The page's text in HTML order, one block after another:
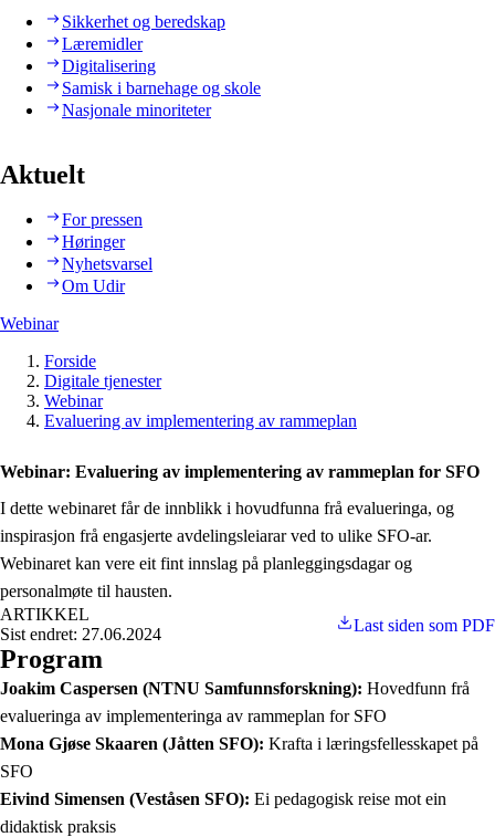
Sikkerhet og beredskap
Læremidler
Digitalisering
Samisk i barnehage og skole
Nasjonale minoriteter
Aktuelt
For pressen
Høringer
Nyhetsvarsel
Om Udir
Webinar
Forside
Digitale tjenester
Webinar
Evaluering av implementering av rammeplan
Webinar: Evaluering av implementering av rammeplan for SFO
I dette webinaret får de innblikk i hovudfunna frå evalueringa, og
inspirasjon frå engasjerte avdelingsleiarar ved to ulike SFO-ar.
Webinaret kan vere eit fint innslag på planleggingsdagar og
personalmøte til hausten.
ARTIKKEL
Sist endret: 27.06.2024
Last siden som PDF
Program
Joakim Caspersen (NTNU Samfunnsforskning): Hovedfunn frå
evalueringa av implementeringa av rammeplan for SFO
Mona Gjøse Skaaren (Jåtten SFO): Krafta i læringsfellesskapet på
SFO
Eivind Simensen (Veståsen SFO): Ei pedagogisk reise mot ein
didaktisk praksis